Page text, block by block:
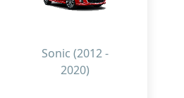
Sonic (2012 -
2020)